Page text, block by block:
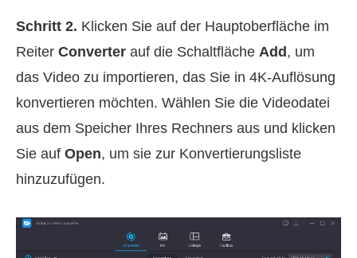
Schritt 2. Klicken Sie auf der Hauptoberfläche im
Reiter Converter auf die Schaltfläche Add , um
das Video zu importieren, das Sie in 4K‑Auflösung
konvertieren möchten. Wählen Sie die Videodatei
aus dem Speicher Ihres Rechners aus und klicken
Sie auf Open, um sie zur Konvertierungsliste
hinzuzufügen.